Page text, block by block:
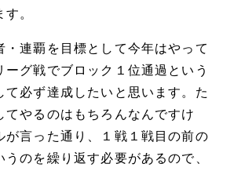
。
連覇を目標として今年はやって
ーグ戦でブロック１位通過という
て必ず達成したいと思います。た
てやるのはもちろんなんですけ
が言った通り、１戦１戦目の前の
のを繰り返す必要があるので、